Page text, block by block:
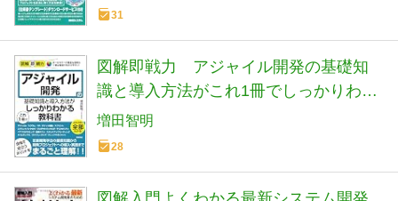
31
図解即戦力 アジャイル開発の基礎知
識と導入方法がこれ1冊でしっかりわか
る教科書
増田智明
28